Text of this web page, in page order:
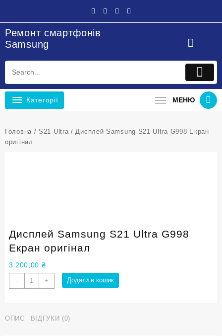
Ремонт смартфонів
Samsung
Категорії МЕНЮ
Головна /S21 Ultra / Дисплей Samsung S21 Ultra G998 Екран
оригінал
Дисплей Samsung S21 Ultra G998
Екран оригінал
3 200,00 ₴
-
Дисплей
Samsung
G998
+ Додати в кошик
ОПИС ВІДГУКИ (0)